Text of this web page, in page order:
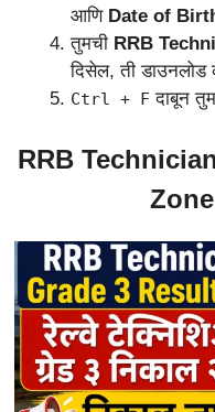
आणि Date of
तुमची RRB
दिसेल, ती डाउनलोड
Ctrl + F दाबून
RRB